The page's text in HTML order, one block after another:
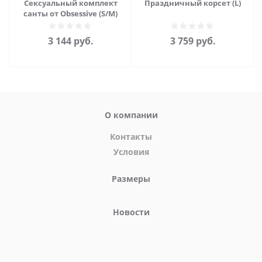
Сексуальный комплект
санты от Obsessive (S/M)
3 144 руб.
Праздничный корсет (L)
3 759 руб.
О компании
Контакты
Условия
Размеры
Новости